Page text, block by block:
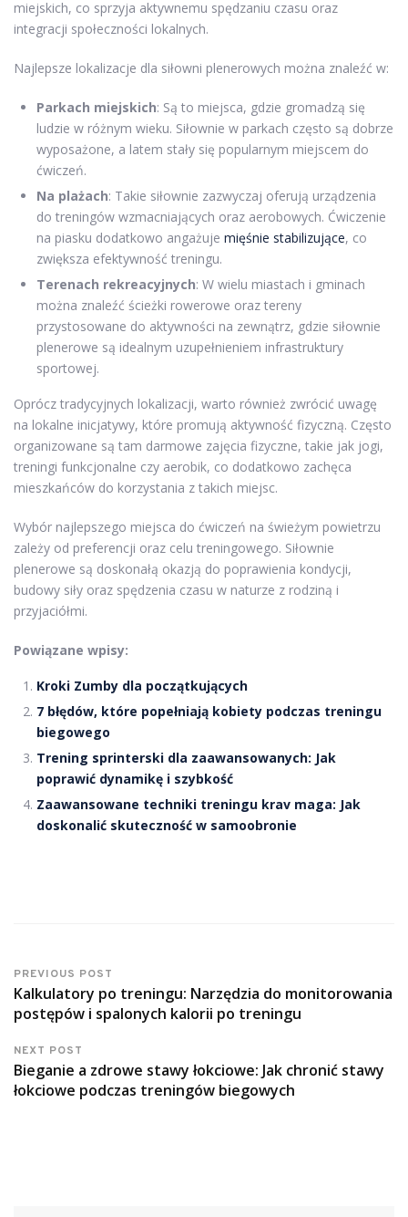
miejskich, co sprzyja aktywnemu spędzaniu czasu oraz
integracji społeczności lokalnych.
Najlepsze lokalizacje dla siłowni plenerowych można znaleźć w:
Parkach miejskich: Są to miejsca, gdzie gromadzą się
ludzie w różnym wieku. Siłownie w parkach często są dobrze
wyposażone, a latem stały się popularnym miejscem do
ćwiczeń.
Na plażach: Takie siłownie zazwyczaj oferują urządzenia
do treningów wzmacniających oraz aerobowych. Ćwiczenie
na piasku dodatkowo angażuje mięśnie stabilizujące, co
zwiększa efektywność treningu.
Terenach rekreacyjnych: W wielu miastach i gminach
można znaleźć ścieżki rowerowe oraz tereny
przystosowane do aktywności na zewnątrz, gdzie siłownie
plenerowe są idealnym uzupełnieniem infrastruktury
sportowej.
Oprócz tradycyjnych lokalizacji, warto również zwrócić uwagę
na lokalne inicjatywy, które promują aktywność fizyczną. Często
organizowane są tam darmowe zajęcia fizyczne, takie jak jogi,
treningi funkcjonalne czy aerobik, co dodatkowo zachęca
mieszkańców do korzystania z takich miejsc.
Wybór najlepszego miejsca do ćwiczeń na świeżym powietrzu
zależy od preferencji oraz celu treningowego. Siłownie
plenerowe są doskonałą okazją do poprawienia kondycji,
budowy siły oraz spędzenia czasu w naturze z rodziną i
przyjaciółmi.
Powiązane wpisy:
Kroki Zumby dla początkujących
7 błędów, które popełniają kobiety podczas treningu
biegowego
Trening sprinterski dla zaawansowanych: Jak
poprawić dynamikę i szybkość
Zaawansowane techniki treningu krav maga: Jak
doskonalić skuteczność w samoobronie
PREVIOUS POST
Kalkulatory po treningu: Narzędzia do monitorowania
postępów i spalonych kalorii po treningu
NEXT POST
Bieganie a zdrowe stawy łokciowe: Jak chronić stawy
łokciowe podczas treningów biegowych